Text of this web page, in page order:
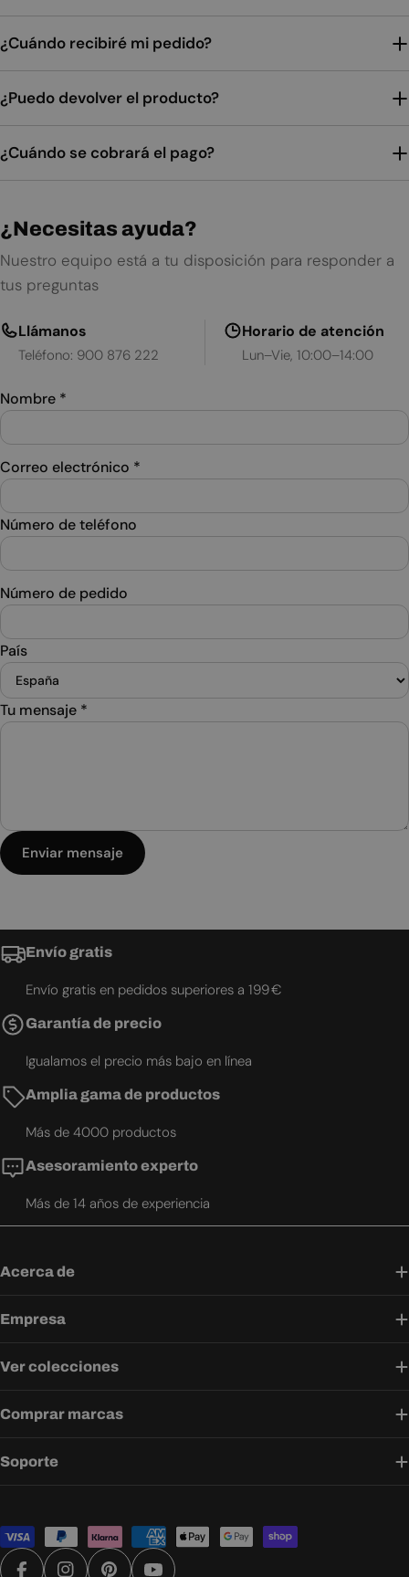
¿Cuándo recibiré mi pedido?
¿Puedo devolver el producto?
¿Cuándo se cobrará el pago?
¿Necesitas ayuda?
Nuestro equipo está a tu disposición para responder a
tus preguntas
Llámanos
Teléfono: 900 876 222
Horario de atención
Lun–Vie, 10:00–14:00
Nombre *
Correo electrónico *
Número de teléfono
Número de pedido
País
Tu mensaje *
Enviar mensaje
Envío gratis
Envío gratis en pedidos superiores a 199 €
Garantía de precio
Igualamos el precio más bajo en línea
Amplia gama de productos
Más de 4000 productos
Asesoramiento experto
Más de 14 años de experiencia
Acerca de
Empresa
Ver colecciones
Comprar marcas
Soporte
Métodos
de